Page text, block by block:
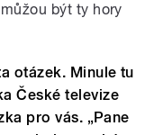
být ty hory
otázek. Minule tu
České televize
pro vás. „Pane